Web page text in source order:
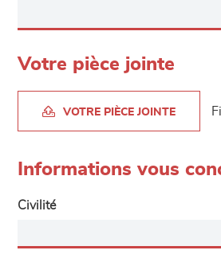
Votre pièce jointe
VOTRE PIÈCE JOINTE
Informations vous
Civilité